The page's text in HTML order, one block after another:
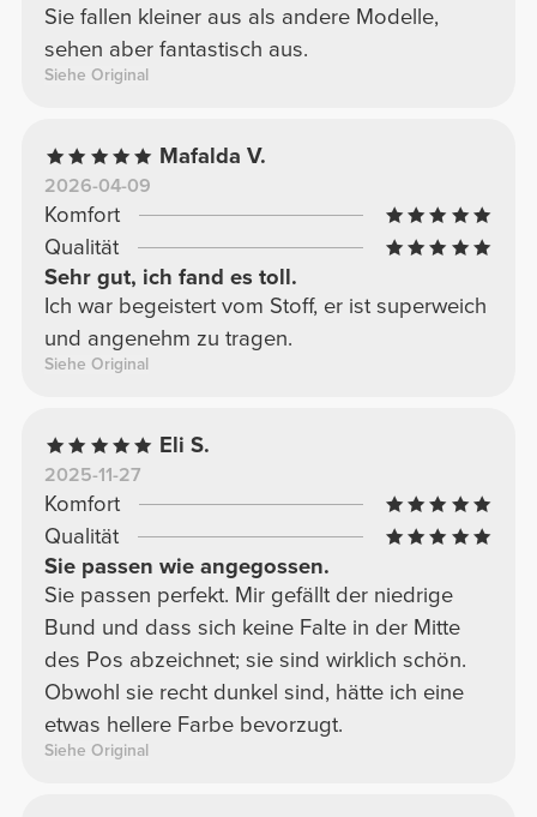
Sie fallen kleiner aus als andere Modelle,
sehen aber fantastisch aus.
Siehe Original
Mafalda V.
2026-04-09
Komfort
Qualität
Sehr gut, ich fand es toll.
Ich war begeistert vom Stoff, er ist superweich
und angenehm zu tragen.
Siehe Original
Eli S.
2025-11-27
Komfort
Qualität
Sie passen wie angegossen.
Sie passen perfekt. Mir gefällt der niedrige
Bund und dass sich keine Falte in der Mitte
des Pos abzeichnet; sie sind wirklich schön.
Obwohl sie recht dunkel sind, hätte ich eine
etwas hellere Farbe bevorzugt.
Siehe Original